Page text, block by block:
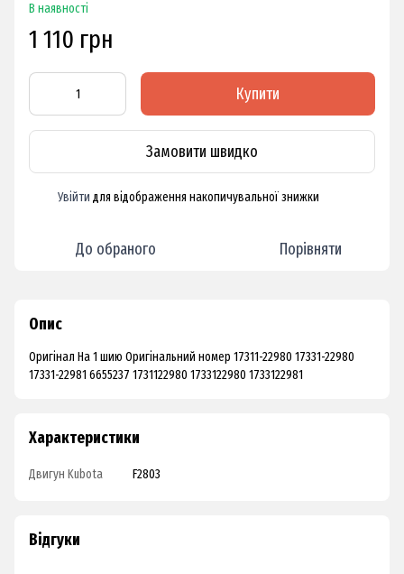
В наявності
1 110 грн
Купити
Замовити швидко
Увійти для відображення накопичувальної знижки
До обраного Порівняти
Опис
Оригінал На 1 шию Оригінальний номер 17311-22980 17331-22980
17331-22981 6655237 1731122980 1733122980 1733122981
Характеристики
Двигун Kubota F2803
Відгуки